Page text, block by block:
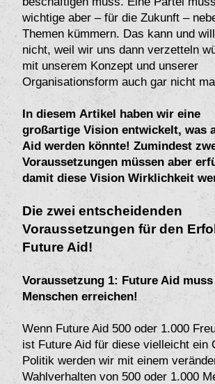
wichtige aber – für die Zukunft –
Themen kümmern. Das kann und
nicht, weil wir uns dann verzetteln
mit unserem Konzept und unserer
Organisationsform auch gar nicht
In diesem Artikel haben wir eine
großartige Vision entwickelt, was
Aid werden könnte! Zumindest
Voraussetzungen müssen aber
damit diese Vision Wirklichkeit
Die zwei entscheidenden
Voraussetzungen für den
Future Aid!
Voraussetzung 1: Future Aid
Menschen erreichen!
Wenn Future Aid 500 oder 1.000
ist Future Aid für diese vielleicht ein
Politik werden wir mit einem
Wahlverhalten von 500 oder 1.000